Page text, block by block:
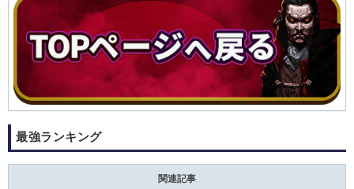
最強ランキング
関連記事